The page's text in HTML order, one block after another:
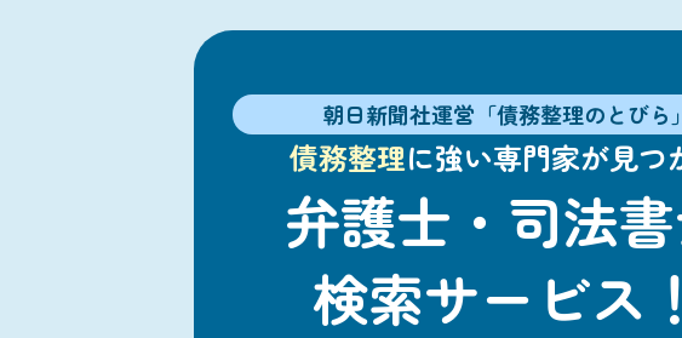
朝日新聞社運営「債務整理のとびら」
債務整理に強い専門家が見つ
弁護士・司法
検索サービス！